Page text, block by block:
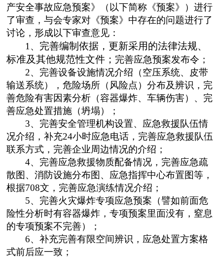
产安全事故应急预案》（以下简称《预案》）进行
了审查，与会专家对《预案》中存在的问题进行了
讨论，形成以下审查意见：
1 、 完善编制依据，更新采用的法律法规、
标准及其他规范性文件； 完善应急预案发布令；
2、完善设备设施情况介绍（空压系统、皮带
输送系统），危险场所（风险点）分布及辨识，完
善危险有害因素分析（容器爆炸、车辆伤害）、完
善应急处置措施（坍塌）；
3、完善安全管理机构设置、应急救援队伍情
况介绍，补充24小时应急电话，完善应急救援队伍
联系方式，完善企业周边情况的介绍；
4、完善应急救援物质配备情况，完善应急疏
散图、消防设施分布图、应急指挥中心布置图等，
根据708文，完善应急演练情况介绍；
5、完善火灾爆炸专项应急预案（譬如前面危
险性分析时有容器爆炸，专项预案里面没有，窒息
的专项预案不完善）；
6、补充完善有限空间辨识，应急处置方案格
式前后应一致；